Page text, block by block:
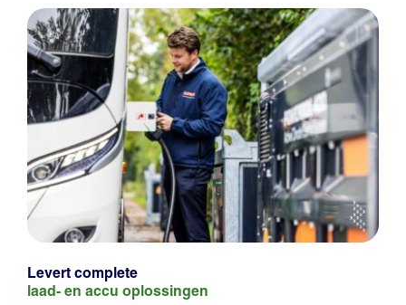
Levert complete
laad- en accu oplossingen